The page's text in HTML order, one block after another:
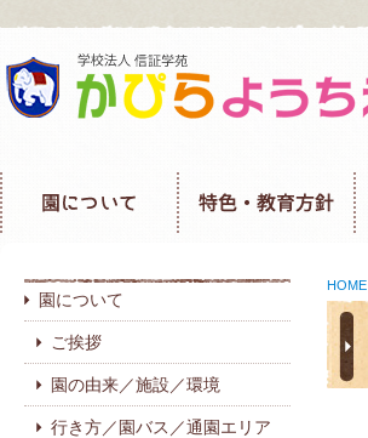
園について
ご挨拶
園の由来／施設／環境
行き方／園バス／通園エリア
HOME